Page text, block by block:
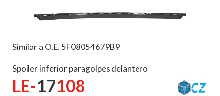
Similar a O.E. 5F08054679B9
Spoiler inferior paragolpes delantero
LE-17108